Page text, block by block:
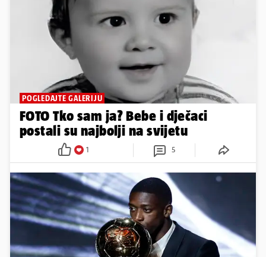
POGLEDAJTE GALERIJU
FOTO Tko sam ja? Bebe i dječaci
postali su najbolji na svijetu
1 5